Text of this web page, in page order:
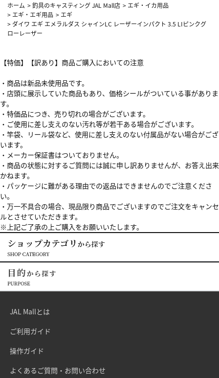
ホーム >釣具のキャスティング JAL Mall店 > エギ・イカ用品
> エギ・エギ用品 > エギ
> ダイワ エギ エメラルダス シャインLC レーザーインパクト 3.5 LIピンクグ
ローレーザー
【特価】【訳あり】商品ご購入においての注意
・商品は新品未使用品です。
・店頭に展示していた商品もあり、価格シールがついている事がありま
す。
・特価品につき、売り切れの場合がございます。
・ご使用に差し支えのない汚れ等が若干ある場合がございます。
・竿袋、リール袋など、使用に差し支えのない付属品がない場合がござ
います。
・メーカー保証書はついておりません。
・商品の状態に対するご質問には誠に申し訳ありませんが、お答え出来
かねます。
・パッケージに難がある理由での返品はできませんのでご注意くださ
い。
・万一不具合の場合、現品限り商品でございますのでご注文をキャンセ
ルとさせていただきます。
※上記ご了承の上ご購入をお願いいたします。
JAL Mallとは
ご利用ガイド
操作ガイド
よくあるご質問・お問い合わせ